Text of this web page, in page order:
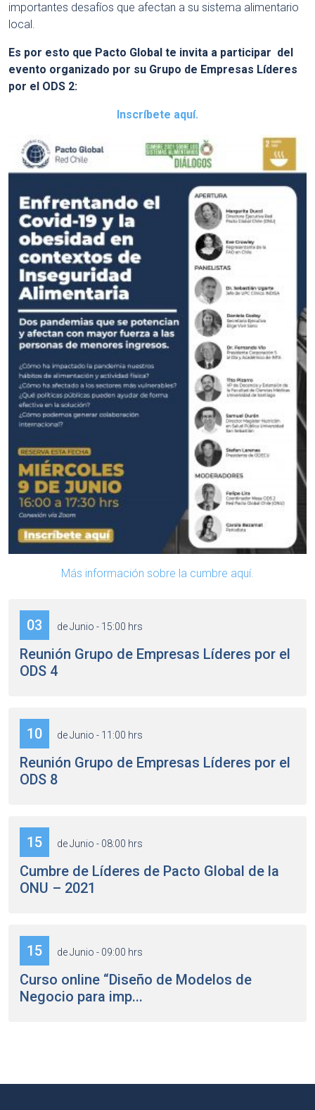
importantes desafíos que afectan a su sistema alimentario
local.
Es por esto que Pacto Global te invita a participar del
evento organizado por su Grupo de Empresas Líderes
por el ODS 2:
Inscríbete aquí.
Más información sobre la cumbre aquí.
03 de Junio - 15:00 hrs
Reunión Grupo de Empresas Líderes por el
ODS 4
10 de Junio - 11:00 hrs
Reunión Grupo de Empresas Líderes por el
ODS 8
15 de Junio - 08:00 hrs
Cumbre de Líderes de Pacto Global de la
ONU – 2021
15 de Junio - 09:00 hrs
Curso online “Diseño de Modelos de
Negocio para imp...